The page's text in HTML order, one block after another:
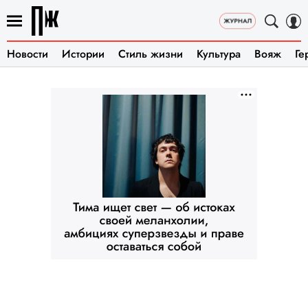
Новости Истории Стиль жизни Культура Вояж